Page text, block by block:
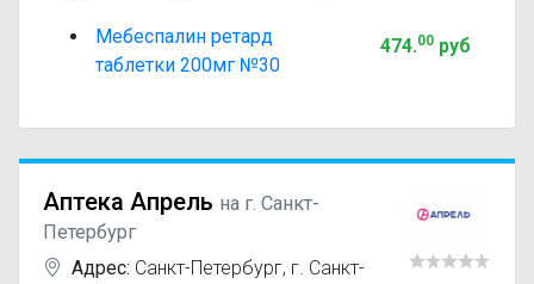
Мебеспалин ретард
таблетки 200мг №30
474.00руб
Аптека Апрель на г. Санкт-
Петербург
Адрес: Санкт-Петербург, г. Санкт-